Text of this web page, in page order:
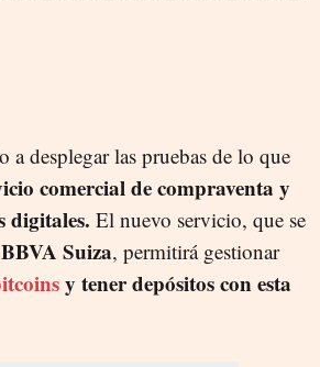
a desplegar las pruebas de lo que
comercial de compraventa y
digitales. El nuevo servicio, que se
BBVA Suiza, permitirá gestionar
y tener depósitos con esta